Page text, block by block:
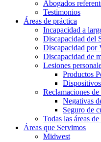
Abogados
Testimonios
Áreas de práctica
Incapacidad a
Discapacidad del
Discapacidad por
Discapacidad de
Lesiones
Productos
Reclamaciones de
Negativas
Seguro de
Todas las áreas
Áreas que Servimos
Midwest